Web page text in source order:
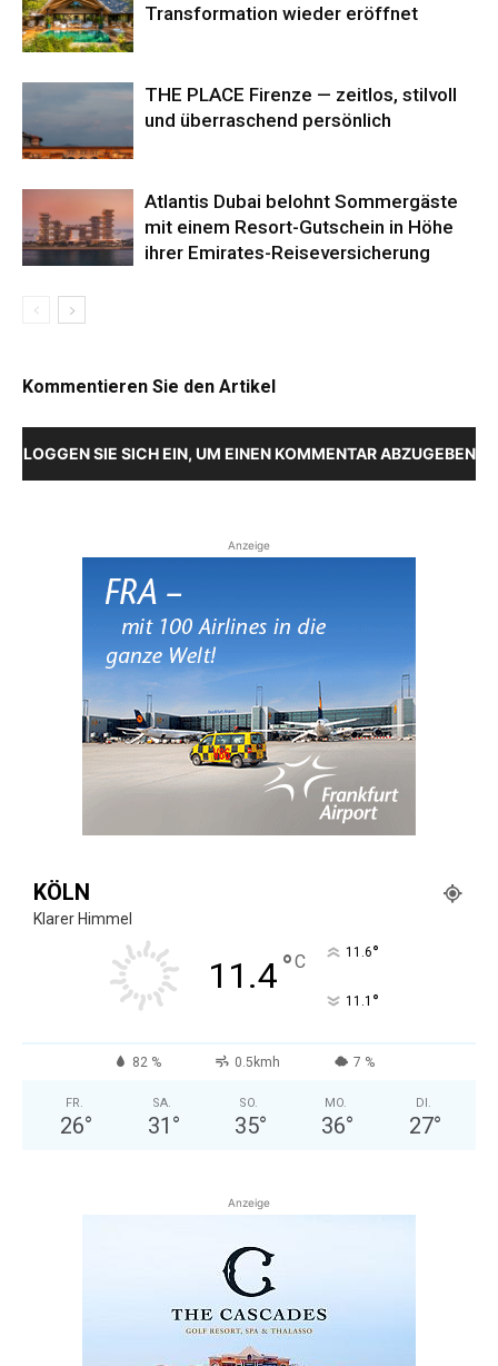
Transformation wieder eröffnet
THE PLACE Firenze — zeitlos, stilvoll
und überraschend persönlich
Atlantis Dubai belohnt Sommergäste
mit einem Resort-Gutschein in Höhe
ihrer Emirates-Reiseversicherung
Kommentieren Sie den Artikel
LOGGEN SIE SICH EIN, UM EINEN KOMMENTAR ABZUGEBEN
Anzeige
KÖLN
Klarer Himmel
11.4°C 11.6°
11.1 °
82 % 0.5kmh 7 %
FR.
26°
SA.
31 °
SO.
35°
MO.
36°
DI.
27°
Anzeige